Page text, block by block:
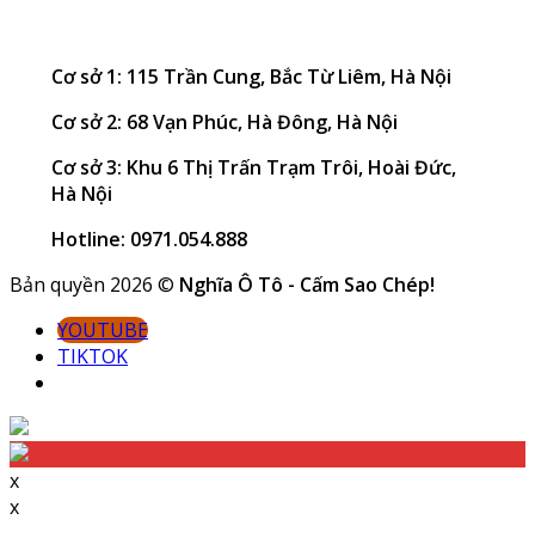
Cơ sở 1: 115 Trần Cung, Bắc Từ Liêm, Hà Nội
Cơ sở 2: 68 Vạn Phúc, Hà Đông, Hà Nội
Cơ sở 3: Khu 6 Thị Trấn Trạm Trôi, Hoài Đức,
Hà Nội
Hotline: 0971.054.888
Bản quyền 2026 © Nghĩa Ô Tô - Cấm Sao Chép!
YOUTUBE
TIKTOK
x
x